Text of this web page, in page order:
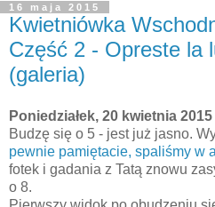
16 maja 2015
Kwietniówka
Część 2 - Opreste la
(galeria)
Poniedziałek, 20 kwietnia 2015
Budzę się o 5 - jest już jasno.
pewnie pamiętacie, spaliśmy w
fotek i gadania z Tatą znowu
o 8.